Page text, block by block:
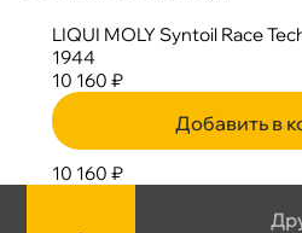
LIQUI MOLY Syntoil Race
1944
10 160 ₽
Добавить в
10 160 ₽